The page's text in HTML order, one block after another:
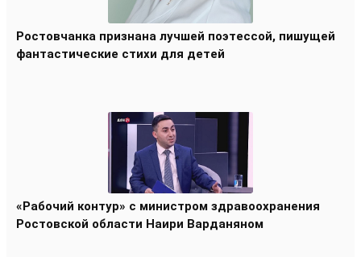
Ростовчанка признана лучшей поэтессой, пишущей
фантастические стихи для детей
«Рабочий контур» с министром здравоохранения
Ростовской области Наири Варданяном